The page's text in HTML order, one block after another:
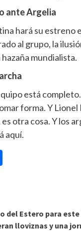
ante Argelia
hará su estreno
al grupo, la
mundialista.
está
forma. Y
otra cosa. Y los
aquí.
del Estero para este
lloviznas y una